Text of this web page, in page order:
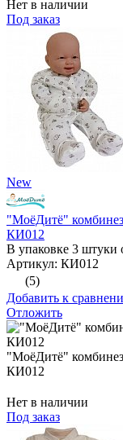
Нет в наличии
Под заказ
New
"МоёДитё"
КИ012
В упаковке 3 штуки
Артикул: КИ012
(5)
Добавить к
Отложить
"МоёДитё"
КИ012
Нет в наличии
Под заказ